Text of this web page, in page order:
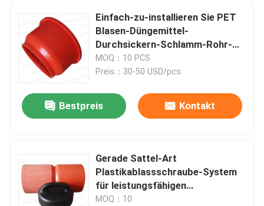
Produkte
Einfach-zu-installieren Sie PET
Blasen-Düngemittel-
Durchsickern-Schlamm-Rohr-
Stecker für 200mm Rohre -
stellt leistungsfähiges
MOQ：10 PCS
Preis：30-50 USD/pcs
Bestpreis Kontakt
Gerade Sattel-Art
Plastikablassschraube-System
für leistungsfähigen
Düngemittel-Abbau in
MOQ：10